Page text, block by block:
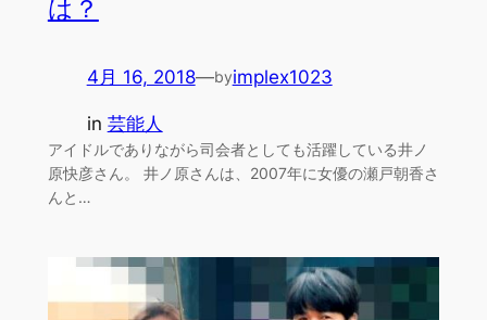
は？
4月 16, 2018—byimplex1023
in 芸能人
アイドルでありながら司会者としても活躍している井ノ
原快彦さん。 井ノ原さんは、2007年に女優の瀬戸朝香さ
んと…